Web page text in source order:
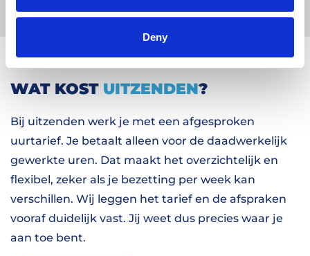
Deny
scherper jouw vraag, hoe sneller wij die match
WAT KOST UITZENDEN?
Bij uitzenden werk je met een afgesproken
uurtarief. Je betaalt alleen voor de daadwerkelijk
gewerkte uren. Dat maakt het overzichtelijk en
flexibel, zeker als je bezetting per week kan
verschillen. Wij leggen het tarief en de afspraken
vooraf duidelijk vast. Jij weet dus precies waar je
aan toe bent.